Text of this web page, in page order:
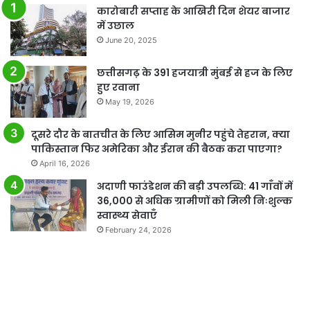
कारोबारी सप्ताह के आखिरी दिन शेयर बाजार
में उछाल
June 20, 2025
छत्तीसगढ़ के 391 हजयात्री मुंबई से हज के लिए
हुए रवाना
May 19, 2026
दूसरे दौर के बातचीत के लिए आसिम मुनीर पहुंचे तेहरान, क्या
पाकिस्तान फिर अमेरिका और ईरान की बैठक करा पाएगा?
April 16, 2026
अदाणी फाउंडेशन की बड़ी उपलब्धि: 41 गाँवों में
36,000 से अधिक ग्रामीणों को मिली निःशुल्क
स्वास्थ्य सेवाएँ
February 24, 2026